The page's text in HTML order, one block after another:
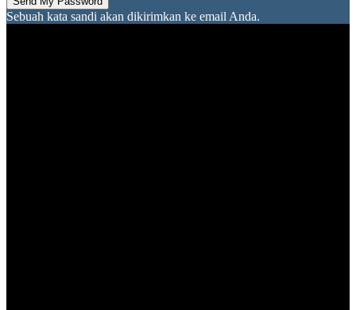
Sebuah kata sandi akan dikirimkan ke email Anda.